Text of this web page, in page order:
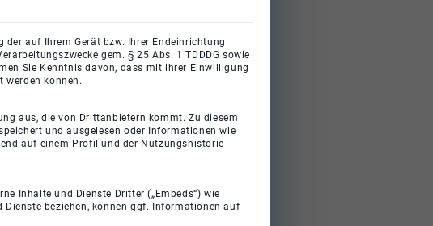
auf Ihrem Gerät bzw. Ihrer Endeinrichtung
gem. § 25 Abs. 1 TDDDG sowie
Sie Kenntnis davon, dass mit ihrer Einwilligung
werden können.
aus, die von Drittanbietern kommt. Zu diesem
und ausgelesen oder Informationen wie
auf einem Profil und der Nutzungshistorie
Inhalte und Dienste Dritter („Embeds“) wie
Dienste beziehen, können ggf. Informationen auf